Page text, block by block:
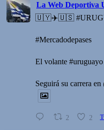
La Web Deportiva
🇺🇾✈️🇺🇸
#Mercadodepases
El volante
Seguirá su carrera
2 2